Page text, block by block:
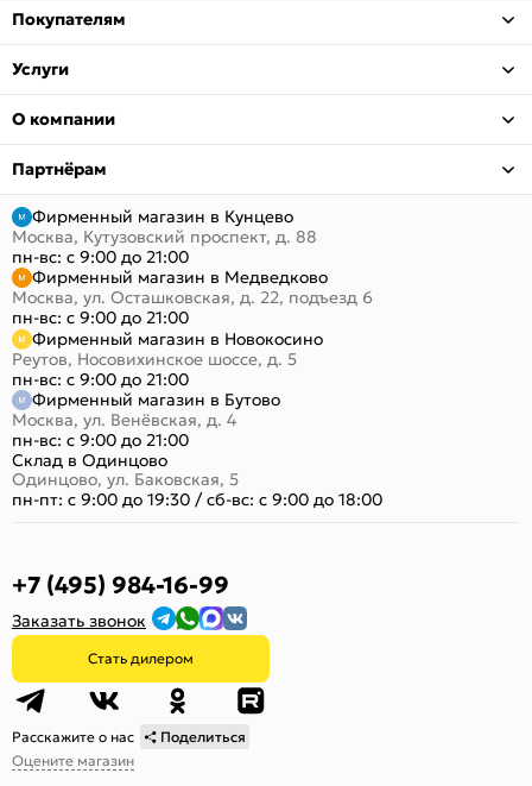
Покупателям
Услуги
О компании
Партнёрам
Фирменный магазин в Кунцево
Москва, Кутузовский проспект, д. 88
пн-вс: с 9:00 до 21:00
Фирменный магазин в Медведково
Москва, ул. Осташковская, д. 22, подъезд 6
пн-вс: с 9:00 до 21:00
Фирменный магазин в Новокосино
Реутов, Носовихинское шоссе, д. 5
пн-вс: с 9:00 до 21:00
Фирменный магазин в Бутово
Москва, ул. Венёвская, д. 4
пн-вс: с 9:00 до 21:00
Склад в Одинцово
Одинцово, ул. Баковская, 5
пн-пт: с 9:00 до 19:30 /сб-вс: с 9:00 до 18:00
+7 (495) 984-16-99
Заказать звонок
Стать дилером
Расскажите о нас
Поделиться
Оцените магазин